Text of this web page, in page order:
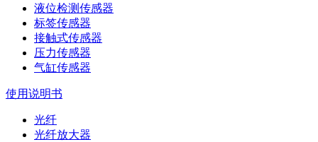
液位检测传感器
标签传感器
接触式传感器
压力传感器
气缸传感器
使用说明书
光纤
光纤放大器